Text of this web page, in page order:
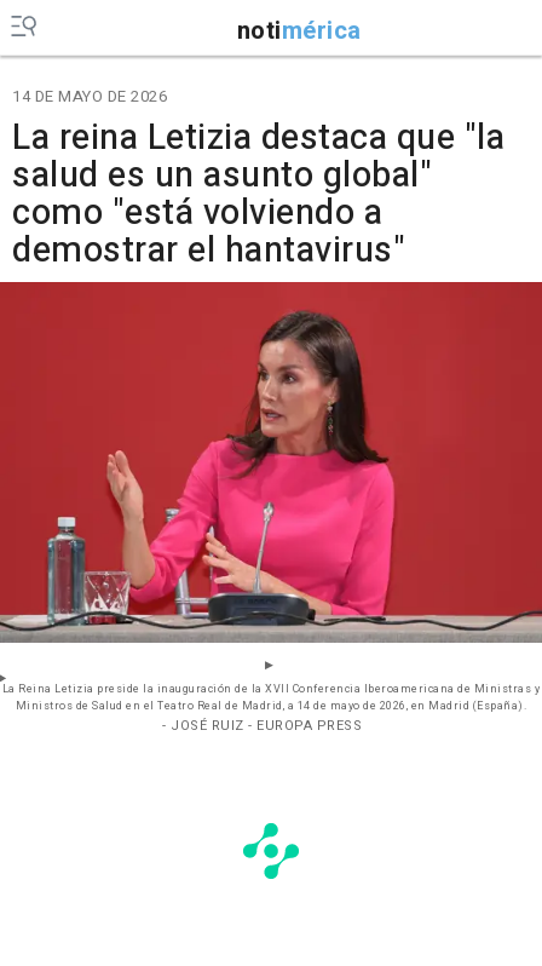
notimérica
14 DE MAYO DE 2026
La reina Letizia destaca que "la
salud es un asunto global"
como "está volviendo a
demostrar el hantavirus"
La Reina Letizia preside la inauguración de la XVII Conferencia Iberoamericana de Ministras y
Ministros de Salud en el Teatro Real de Madrid, a 14 de mayo de 2026, en Madrid (España).
- JOSÉ RUIZ - EUROPA PRESS